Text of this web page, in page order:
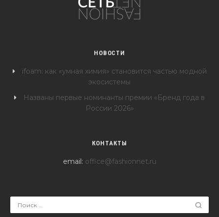
НОВОСТИ
ifoam: как «умная химия» становится частью модной
экосистемы
Названы первые номинанты премии «Бренд года в
России 2026»
КОНТАКТЫ
email: office@fashionnet.ru